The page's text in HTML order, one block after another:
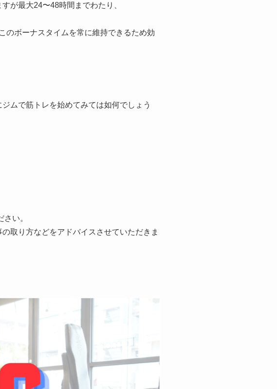
が最大24〜48時間までわたり、
のボーナスタイムを常に維持できるため効
ムで筋トレを始めてみては如何でしょう
い。
取り方などをアドバイスさせていただきま